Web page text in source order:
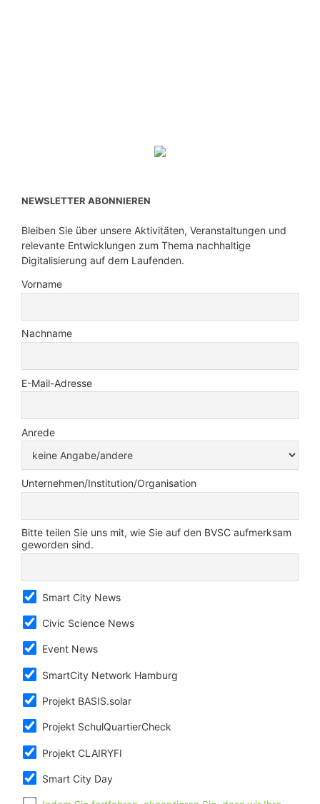
NEWSLETTER ABONNIEREN
Bleiben Sie über unsere Aktivitäten, Veranstaltungen und
relevante Entwicklungen zum Thema nachhaltige
Digitalisierung auf dem Laufenden.
Vorname
Nachname
E-Mail-Adresse
Anrede
Unternehmen/Institution/Organisation
Bitte teilen Sie uns mit, wie Sie auf den BVSC aufmerksam
geworden sind.
Smart City News
Civic Science News
Event News
SmartCity Network Hamburg
Projekt BASIS.solar
Projekt SchulQuartierCheck
Projekt CLAIRYFI
Smart City Day